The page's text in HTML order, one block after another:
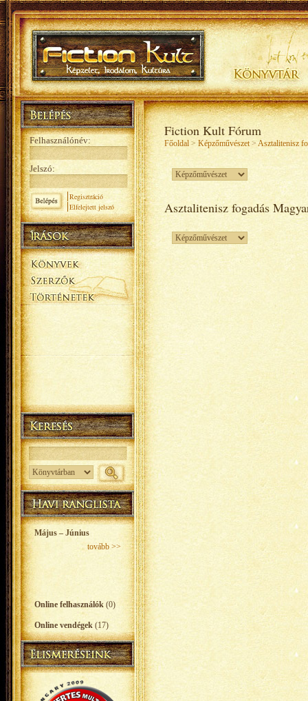
Felhasználónév:
Jelszó:
Regisztráció
Elfelejtett jelszó
Május – Június
tovább >>
Online felhasználók (0)
Online vendégek (17)
Fiction Kult Fórum
Főoldal > Képzőművészet> Asztalitenisz
Asztalitenisz fogadás